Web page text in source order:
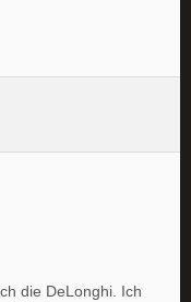
die DeLonghi. Ich